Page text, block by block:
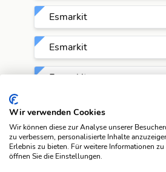
Esmarkit
Esmarkit
Esmarkit
Esmarkit
Esmarkit
Wir verwenden Cookies
Wir können diese zur Analyse unserer
zu verbessern, personalisierte Inhalte
Erlebnis zu bieten. Für weitere Informationen
öffnen Sie die Einstellungen.